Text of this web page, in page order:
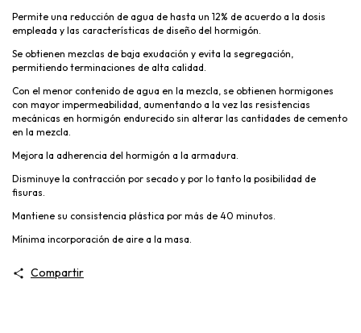
Permite una reducción de agua de hasta un 12% de acuerdo a la dosis
empleada y las características de diseño del hormigón.
Se obtienen mezclas de baja exudación y evita la segregación,
permitiendo terminaciones de alta calidad.
Con el menor contenido de agua en la mezcla, se obtienen hormigones
con mayor impermeabilidad, aumentando a la vez las resistencias
mecánicas en hormigón endurecido sin alterar las cantidades de cemento
en la mezcla.
Mejora la adherencia del hormigón a la armadura.
Disminuye la contracción por secado y por lo tanto la posibilidad de
fisuras.
Mantiene su consistencia plástica por más de 40 minutos.
Mínima incorporación de aire a la masa.
Compartir